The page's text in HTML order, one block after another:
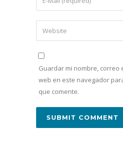
Guardar mi nombre, correo
web en este navegador
que comente.